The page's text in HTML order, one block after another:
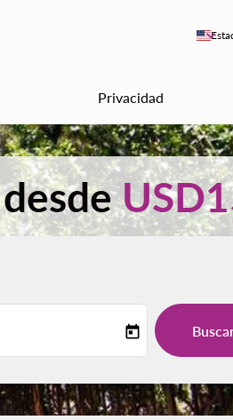
keyboard_arrow_down
Privacidad
desde
label today